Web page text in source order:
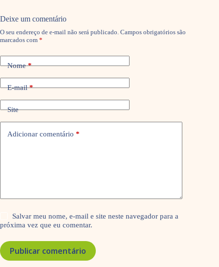
Deixe um comentário
O seu endereço de e-mail não será publicado. Campos obrigatórios são
marcados com *
Nome*
E-mail*
Site
Adicionar comentário *
Salvar meu nome, e-mail e site neste navegador para a
próxima vez que eu comentar.
Publicar comentário